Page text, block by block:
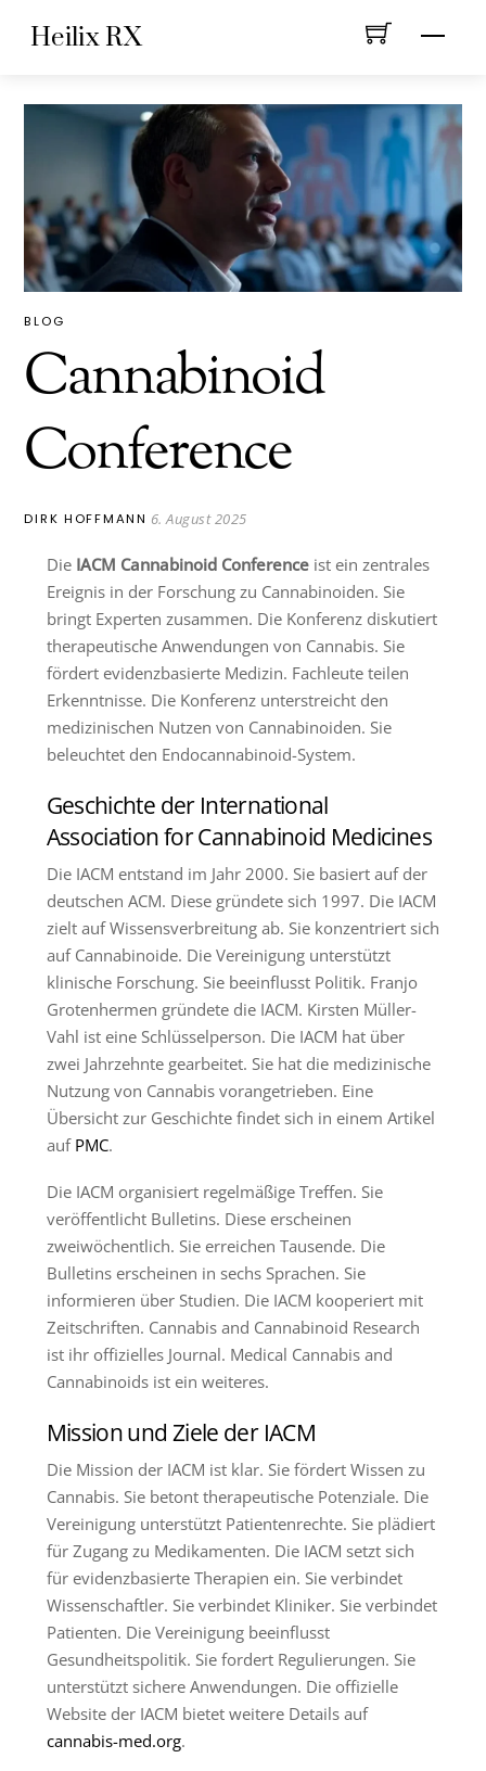
Menu
Heilix RX
BLOG
Cannabinoid
Conference
DIRK HOFFMANN 6. August 2025
Die IACM Cannabinoid Conferenceist ein zentrales
Ereignis in der Forschung zu Cannabinoiden. Sie
bringt Experten zusammen. Die Konferenz diskutiert
therapeutische Anwendungen von Cannabis. Sie
fördert evidenzbasierte Medizin. Fachleute teilen
Erkenntnisse. Die Konferenz unterstreicht den
medizinischen Nutzen von Cannabinoiden. Sie
beleuchtet den Endocannabinoid-System.
Geschichte der International
Association for Cannabinoid Medicines
Die IACM entstand im Jahr 2000. Sie basiert auf der
deutschen ACM. Diese gründete sich 1997. Die IACM
zielt auf Wissensverbreitung ab. Sie konzentriert sich
auf Cannabinoide. Die Vereinigung unterstützt
klinische Forschung. Sie beeinflusst Politik. Franjo
Grotenhermen gründete die IACM. Kirsten Müller-
Vahl ist eine Schlüsselperson. Die IACM hat über
zwei Jahrzehnte gearbeitet. Sie hat die medizinische
Nutzung von Cannabis vorangetrieben. Eine
Übersicht zur Geschichte findet sich in einem Artikel
auf PMC.
Die IACM organisiert regelmäßige Treffen. Sie
veröffentlicht Bulletins. Diese erscheinen
zweiwöchentlich. Sie erreichen Tausende. Die
Bulletins erscheinen in sechs Sprachen. Sie
informieren über Studien. Die IACM kooperiert mit
Zeitschriften. Cannabis and Cannabinoid Research
ist ihr offizielles Journal. Medical Cannabis and
Cannabinoids ist ein weiteres.
Mission und Ziele der IACM
Die Mission der IACM ist klar. Sie fördert Wissen zu
Cannabis. Sie betont therapeutische Potenziale. Die
Vereinigung unterstützt Patientenrechte. Sie plädiert
für Zugang zu Medikamenten. Die IACM setzt sich
für evidenzbasierte Therapien ein. Sie verbindet
Wissenschaftler. Sie verbindet Kliniker. Sie verbindet
Patienten. Die Vereinigung beeinflusst
Gesundheitspolitik. Sie fordert Regulierungen. Sie
unterstützt sichere Anwendungen. Die offizielle
Website der IACM bietet weitere Details auf
cannabis-med.org.